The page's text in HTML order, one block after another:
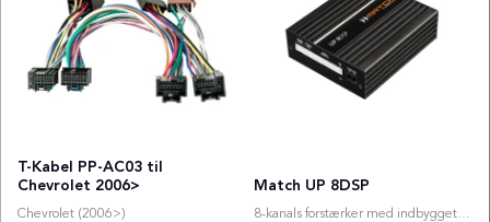
T-Kabel PP-AC03 til
Chevrolet 2006>
Chevrolet (2006>)
Match UP 8DSP
8-kanals forstærker med indbygget DSP